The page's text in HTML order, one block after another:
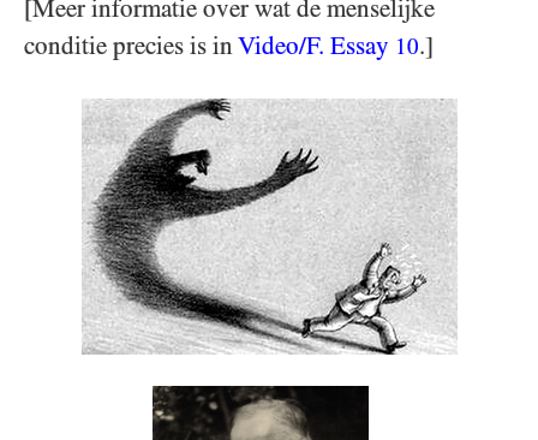
[Meer informatie over wat de menselijke
conditie precies is inVideo/F. Essay 10.]